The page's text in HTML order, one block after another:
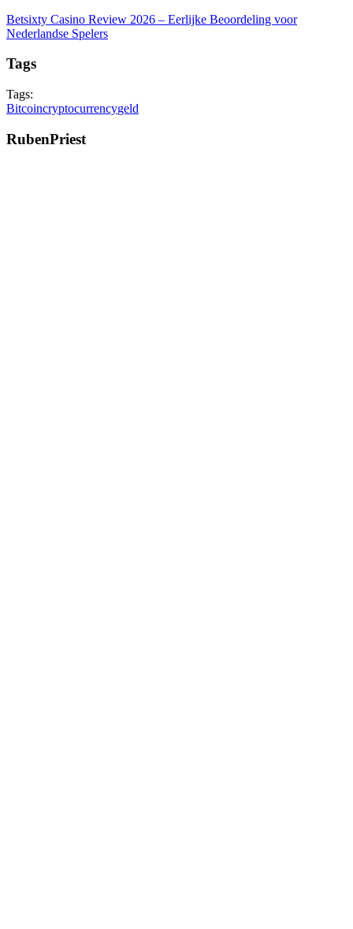
Betsixty Casino Review 2026 – Eerlijke Beoordeling voor
Nederlandse Spelers
Tags
Tags:
Bitcoincryptocurrencygeld
RubenPriest